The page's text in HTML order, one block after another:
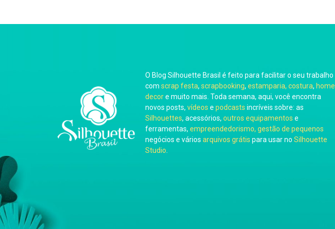
O Blog Silhouette Brasil é feito para facilitar o seu trabalho
com scrap festa, scrapbooking, estamparia, costura, home
decore muito mais. Toda semana, aqui, você encontra
novos posts, vídeos e podcasts incríveis sobre: as
Silhouettes, acessórios, outros equipamentos e
ferramentas, empreendedorismo, gestão de pequenos
negócios e vários arquivos grátis para usar no Silhouette
Studio